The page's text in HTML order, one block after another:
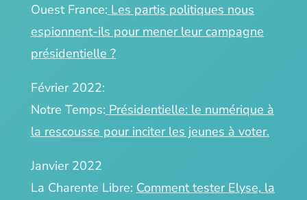
Ouest France: Les partis politiques nous
espionnent-ils pour mener leur campagne
présidentielle ?
Février 2022:
Notre Temps: Présidentielle: le numérique à
la rescousse pour inciter les jeunes à voter.
Janvier 2022
La Charente Libre: Comment tester Elyse, la